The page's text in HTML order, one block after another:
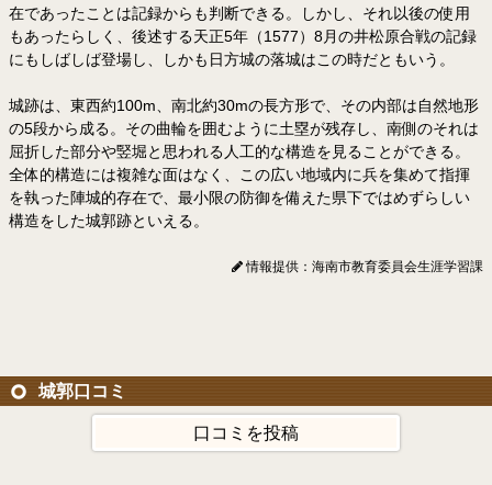
在であったことは記録からも判断できる。しかし、それ以後の使用
もあったらしく、後述する天正5年（1577）8月の井松原合戦の記録
にもしばしば登場し、しかも日方城の落城はこの時だともいう。
城跡は、東西約100m、南北約30mの長方形で、その内部は自然地形
の5段から成る。その曲輪を囲むように土塁が残存し、南側のそれは
屈折した部分や竪堀と思われる人工的な構造を見ることができる。
全体的構造には複雑な面はなく、この広い地域内に兵を集めて指揮
を執った陣城的存在で、最小限の防御を備えた県下ではめずらしい
構造をした城郭跡といえる。
情報提供：海南市教育委員会生涯学習課
城郭口コミ
口コミを投稿